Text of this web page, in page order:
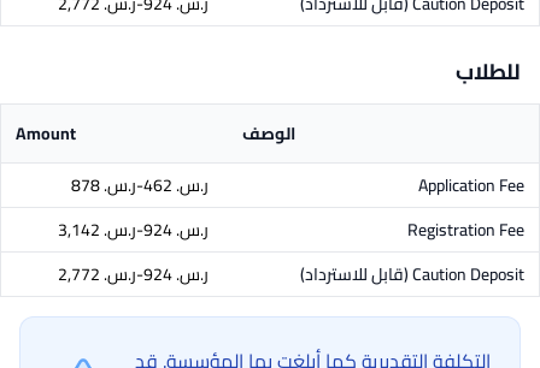
للطلاب
الوصف
Amount
Application Fee
ر.س.‏ 462-ر.س.‏ 878
Registration Fee
ر.س.‏ 924-ر.س.‏ 3,142
Caution Deposit(قابل للاسترداد) ر.س.‏ 924-ر.س.‏ 2,772
التكلفة التقديرية كما أبلغت بها المؤسسة. قد